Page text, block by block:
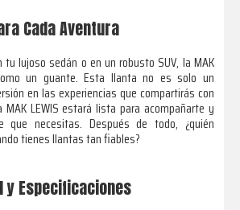
Cada Aventura
tu lujoso sedán o en un robusto SUV, la MAK
un guante. Esta llanta no es solo un
en las experiencias que compartirás con
LEWIS estará lista para acompañarte y
que necesitas. Después de todo, ¿quién
tienes llantas tan fiables?
y Especificaciones